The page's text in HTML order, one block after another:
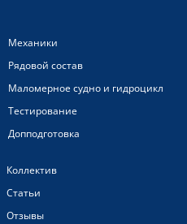
Механики
Рядовой состав
Маломерное судно и гидроцикл
Тестирование
Допподготовка
Коллектив
Статьи
Отзывы